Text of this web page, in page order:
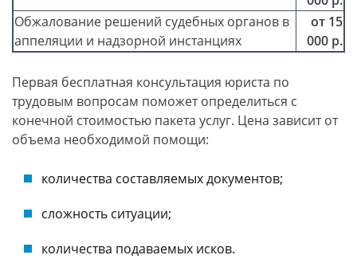
Обжалование решений судебных органов в
аппеляции и надзорной инстанциях
от 15
000 р.
Первая бесплатная консультация юриста по
трудовым вопросам поможет определиться с
конечной стоимостью пакета услуг. Цена зависит от
объема необходимой помощи:
количества составляемых документов;
сложность ситуации;
количества подаваемых исков.